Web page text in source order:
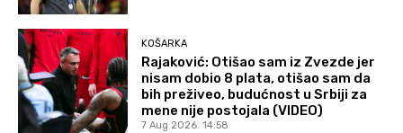
KOŠARKA
Rajaković: Otišao sam iz Zvezde jer
nisam dobio 8 plata, otišao sam da
bih preživeo, budućnost u Srbiji za
mene nije postojala (VIDEO)
7 Aug 2026. 14:58